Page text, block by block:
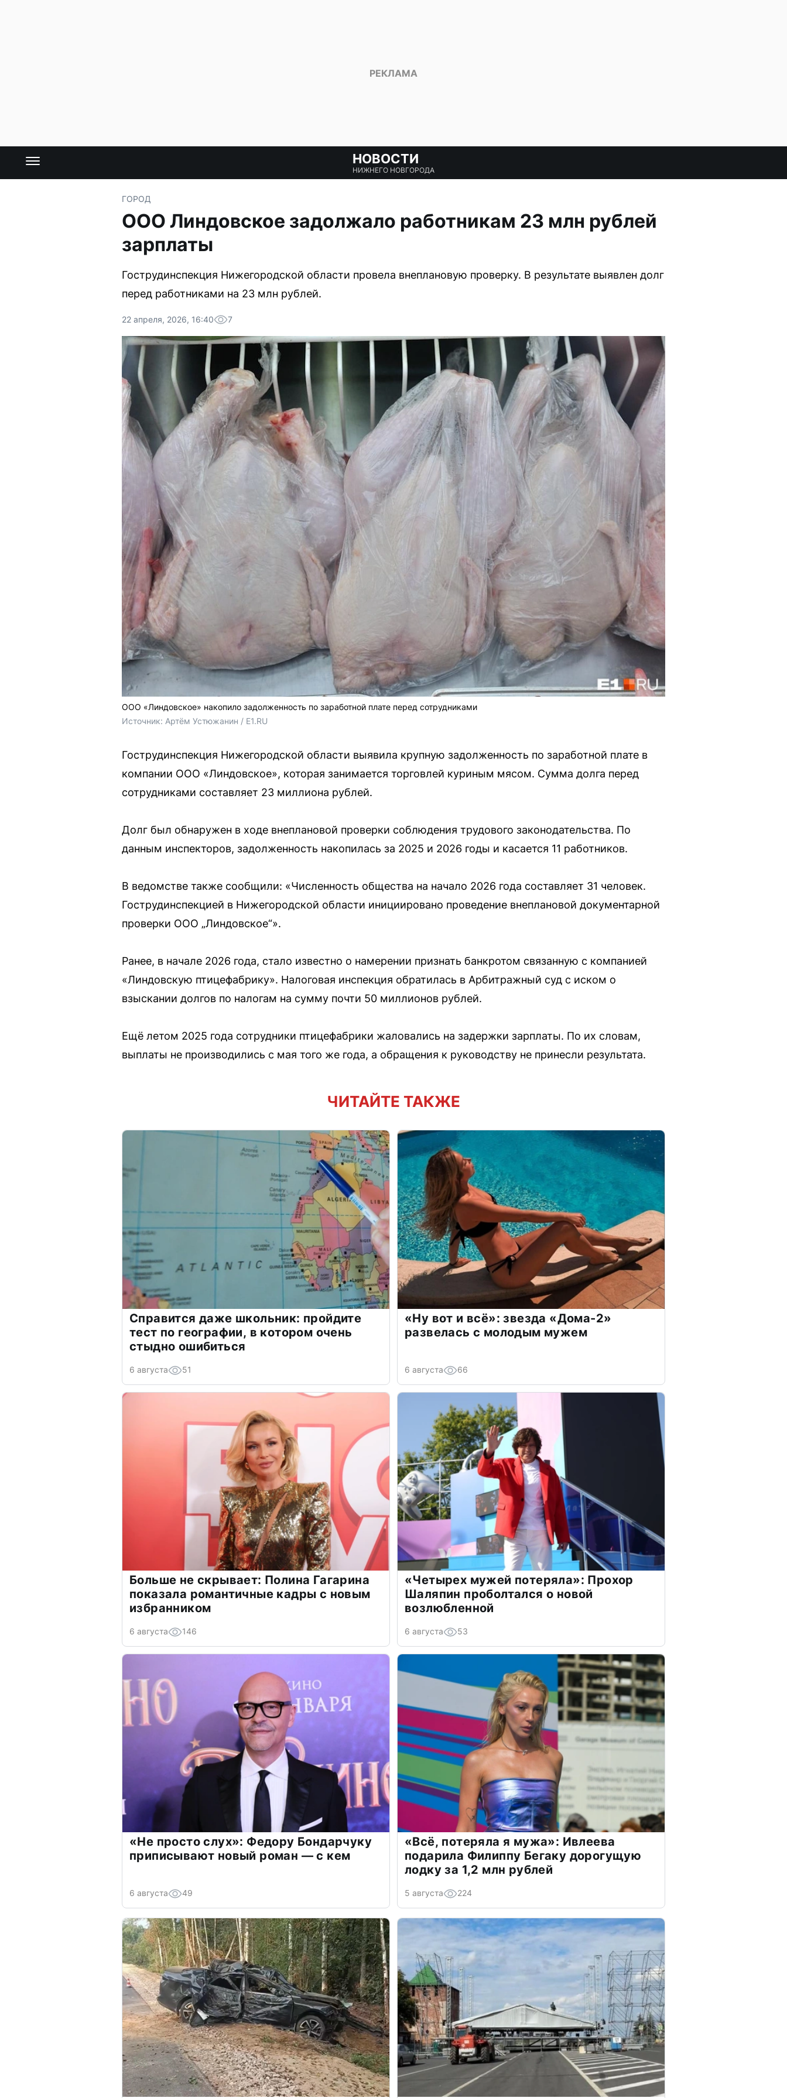
НОВОСТИ
НИЖНЕГО НОВГОРОДА
ГОРОД
ООО Линдовское задолжало работникам 23 млн рублей
зарплаты
Гострудинспекция Нижегородской области провела внеплановую проверку. В результате выявлен долг
перед работниками на 23 млн рублей.
22 апреля, 2026, 16:40 7
ООО «Линдовское» накопило задолженность по заработной плате перед сотрудниками
Источник: Артём Устюжанин / E1.RU
Гострудинспекция Нижегородской области выявила крупную задолженность по заработной плате в
компании ООО «Линдовское», которая занимается торговлей куриным мясом. Сумма долга перед
сотрудниками составляет 23 миллиона рублей.
Долг был обнаружен в ходе внеплановой проверки соблюдения трудового законодательства. По
данным инспекторов, задолженность накопилась за 2025 и 2026 годы и касается 11 работников.
В ведомстве также сообщили: «Численность общества на начало 2026 года составляет 31 человек.
Гострудинспекцией в Нижегородской области инициировано проведение внеплановой документарной
проверки ООО „Линдовское“».
Ранее, в начале 2026 года, стало известно о намерении признать банкротом связанную с компанией
«Линдовскую птицефабрику». Налоговая инспекция обратилась в Арбитражный суд с иском о
взыскании долгов по налогам на сумму почти 50 миллионов рублей.
Ещё летом 2025 года сотрудники птицефабрики жаловались на задержки зарплаты. По их словам,
выплаты не производились с мая того же года, а обращения к руководству не принесли результата.
ЧИТАЙТЕ ТАКЖЕ
Справится даже школьник: пройдите
тест по географии, в котором очень
стыдно ошибиться
6 августа 51
«Ну вот и всё»: звезда «Дома-2»
развелась с молодым мужем
6 августа 66
Больше не скрывает: Полина Гагарина
показала романтичные кадры с новым
избранником
6 августа 146
«Четырех мужей потеряла»: Прохор
Шаляпин проболтался о новой
возлюбленной
6 августа 53
«Не просто слух»: Федору Бондарчуку
приписывают новый роман — с кем
6 августа 49
«Всё, потеряла я мужа»: Ивлеева
подарила Филиппу Бегаку дорогущую
лодку за 1,2 млн рублей
5 августа 224